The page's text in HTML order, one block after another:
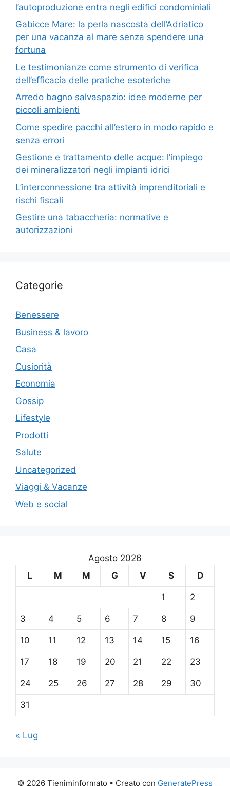
l’autoproduzione entra negli edifici condominiali
Gabicce Mare: la perla nascosta dell’Adriatico
per una vacanza al mare senza spendere una
fortuna
Le testimonianze come strumento di verifica
dell’efficacia delle pratiche esoteriche
Arredo bagno salvaspazio: idee moderne per
piccoli ambienti
Come spedire pacchi all’estero in modo rapido e
senza errori
Gestione e trattamento delle acque: l’impiego
dei mineralizzatori negli impianti idrici
L’interconnessione tra attività imprenditoriali e
rischi fiscali
Gestire una tabaccheria: normative e
autorizzazioni
Categorie
Benessere
Business & lavoro
Casa
Cusiorità
Economia
Gossip
Lifestyle
Prodotti
Salute
Uncategorized
Viaggi & Vacanze
Web e social
Agosto 2026
L
M M G V S D
1 2
3 4 5 6 7 8 9
10 11 12 13 14 15 16
17 18 19 20 21 22 23
24 25 26 27 28 29 30
31
« Lug
© 2026 Tieniminformato • Creato con GeneratePress